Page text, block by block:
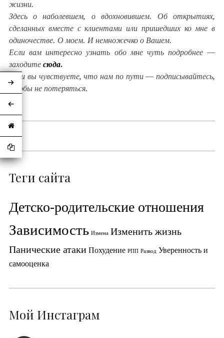
жизни.
Здесь о наболевшем, о вдохновившем. Об открытиях,
сделанных вместе с клиентами или пришедших ко мне в
одиночестве. О моем. И немножечко о Вашем.
Если вам интересно узнать обо мне чуть подробнее —
заходите сюда.
Если вы чувствуете, что нам по пути — подписывайтесь,
чтобы не потеряться.
Теги сайта
Детско-родительские отношения
Зависимость Измена Изменить жизнь
Панические атаки Похудение РПП Развод Уверенность и
самооценка
Мой Инстаграм